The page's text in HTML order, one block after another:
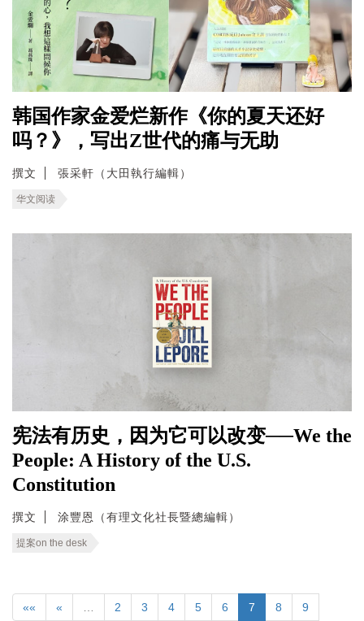
韩国作家金爱烂新作《你的夏天还好
吗？》，写出Z世代的痛与无助
撰文 張采軒（大田執行編輯）
华文阅读
宪法有历史，因为它可以改变──We the
People: A History of the U.S.
Constitution
撰文 涂豐恩（有理文化社長暨總編輯）
提案on the desk
«« « 2 3 4 5 6 7 8 9